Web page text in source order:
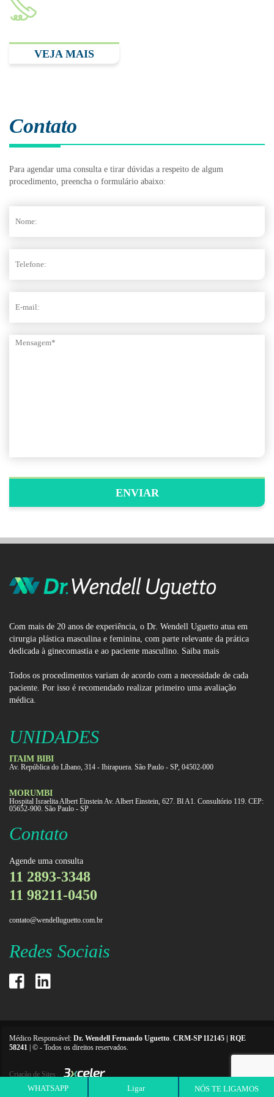
VEJA MAIS
Contato
Para agendar uma consulta e tirar dúvidas a respeito de algum
procedimento, preencha o formulário abaixo:
Com mais de 20 anos de experiência, o Dr. Wendell Uguetto atua em
cirurgia plástica masculina e feminina, com parte relevante da prática
dedicada à ginecomastia e ao paciente masculino. Saiba mais
Todos os procedimentos variam de acordo com a necessidade de cada
paciente. Por isso é recomendado realizar primeiro uma avaliação
médica.
UNIDADES
ITAIM BIBI
Av. República do Líbano, 314 - Ibirapuera. São Paulo - SP, 04502-000
MORUMBI
Hospital Israelita Albert Einstein Av. Albert Einstein, 627. Bl A1. Consultório 119. CEP:
05652-900. São Paulo - SP
Contato
Agende uma consulta
11 2893-3348
11 98211-0450
contato@wendelluguetto.com.br
Redes Sociais
Médico Responsável: Dr. Wendell Fernando Uguetto. CRM-SP 112145 | RQE
58241 | © - Todos os direitos reservados.
Criação de Sites 3xceler
WHATSAPP Ligar NÓS TE LIGAMOS